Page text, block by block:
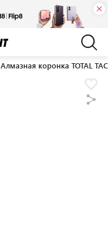
Алмазная коронка TOTAL